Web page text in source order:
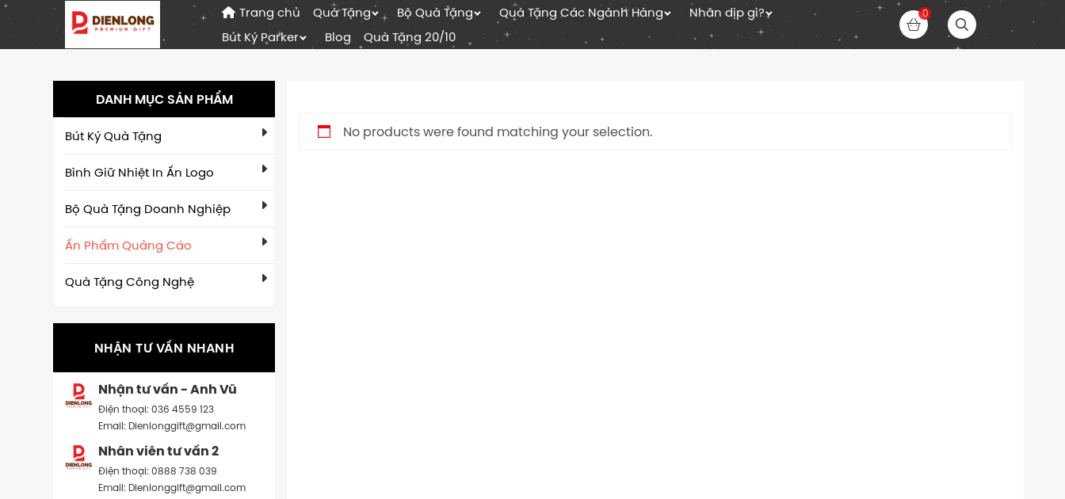
Trang chủ Quà Tặng Bộ Quà Tặng Quà Tặng Các Ngành Hàng
Nhân dịp gì?
Bút Ký Parker
Blog Quà Tặng 20/10
0
DANH MỤC SẢN PHẨM
Bút Ký Quà Tặng
Bình Giữ Nhiệt In Ấn Logo
Bộ Quà Tặng Doanh Nghiệp
Ấn Phẩm Quảng Cáo
Quà Tặng Công Nghệ
NHẬN TƯ VẤN NHANH
Nhận tư vấn - Anh Vũ
Điện thoại: 036 4559 123
Email: Dienlonggift@gmail.com
Nhân viên tư vấn 2
Điện thoại: 0888 738 039
Email: Dienlonggift@gmail.com
No products were found matching your selection.